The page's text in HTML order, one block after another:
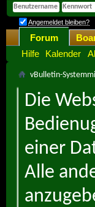
Angemeldet bleiben?
Forum
Hilfe
Kalender
vBulletin-
Die
einer
Alle